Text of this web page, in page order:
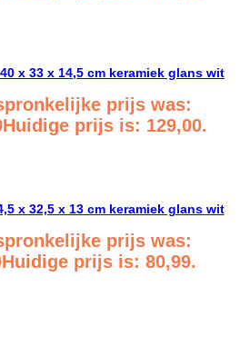
x 33 x 14,5 cm keramiek glans wit
prijs was:
Huidige prijs is: 129,00.
x 32,5 x 13 cm keramiek glans wit
prijs was:
Huidige prijs is: 80,99.